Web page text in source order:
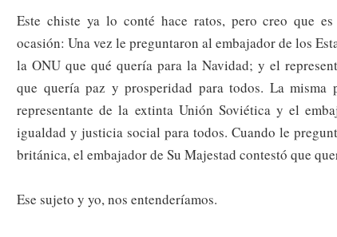
Este chiste ya lo conté hace ratos, pero creo que
ocasión: Una vez le preguntaron al embajador de los
la ONU que qué quería para la Navidad; y el
que quería paz y prosperidad para todos. La misma
representante de la extinta Unión Soviética y el
igualdad y justicia social para todos. Cuando le
británica, el embajador de Su Majestad contestó que
Ese sujeto y yo, nos entenderíamos.